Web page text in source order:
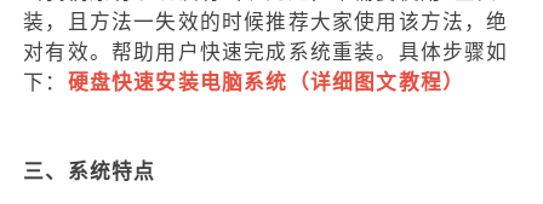
装，且方法一失效的时候推荐大家使用该方法，绝
对有效。帮助用户快速完成系统重装。具体步骤如
下： 硬盘快速安装电脑系统（详细图文教程）
三、系统特点